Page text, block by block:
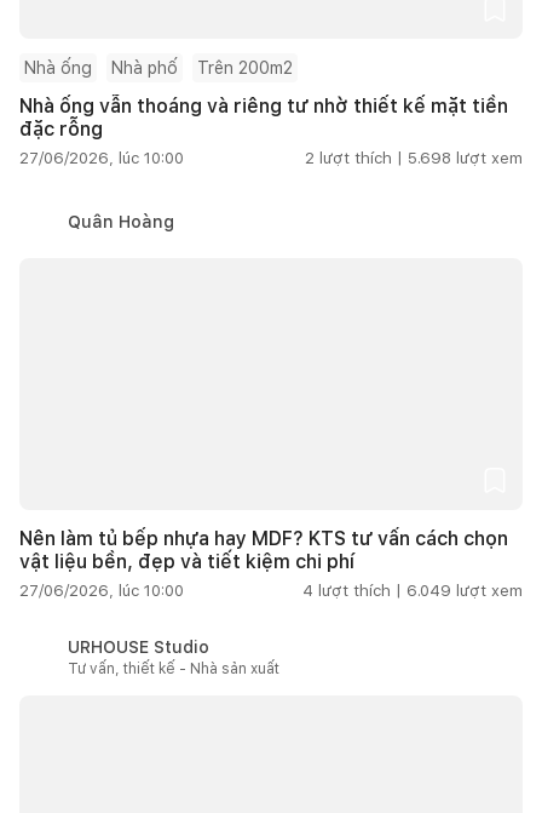
Nhà ống Nhà phố Trên 200m2
Nhà ống vẫn thoáng và riêng tư nhờ thiết kế mặt tiền
đặc rỗng
27/06/2026, lúc 10:00 2 lượt thích | 5.698 lượt xem
Quân Hoàng
Nên làm tủ bếp nhựa hay MDF? KTS tư vấn cách chọn
vật liệu bền, đẹp và tiết kiệm chi phí
27/06/2026, lúc 10:00 4 lượt thích | 6.049 lượt xem
URHOUSE Studio
Tư vấn, thiết kế - Nhà sản xuất